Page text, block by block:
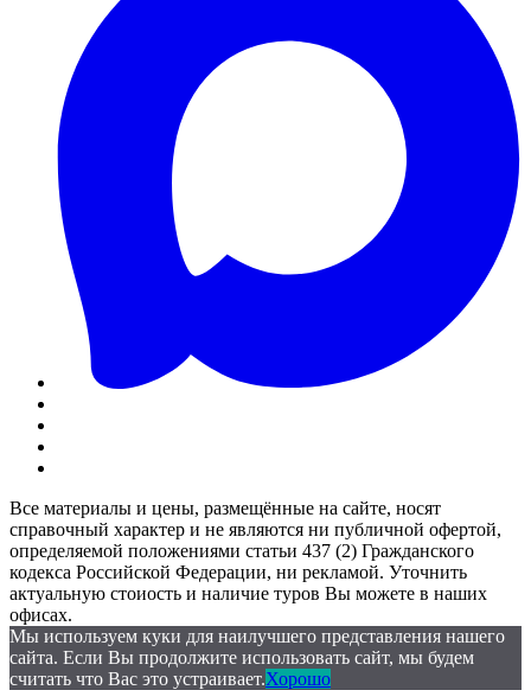
Все материалы и цены, размещённые на сайте, носят
справочный характер и не являются ни публичной офертой,
определяемой положениями статьи 437 (2) Гражданского
кодекса Российской Федерации, ни рекламой. Уточнить
актуальную стоиость и наличие туров Вы можете в наших
офисах.
Мы используем куки для наилучшего представления нашего
сайта. Если Вы продолжите использовать сайт, мы будем
считать что Вас это устраивает.Хорошо